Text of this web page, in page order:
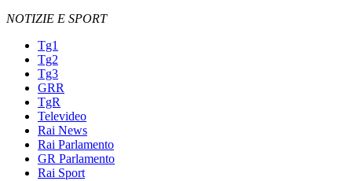
NOTIZIE E SPORT
Tg1
Tg2
Tg3
GRR
TgR
Televideo
Rai News
Rai Parlamento
GR Parlamento
Rai Sport